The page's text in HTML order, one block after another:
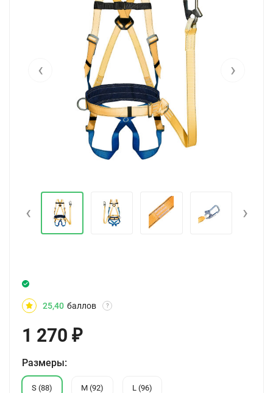
‹ ›
‹ ›
25,40 баллов ?
1 270 ₽
Размеры:
S (88) M (92) L (96)